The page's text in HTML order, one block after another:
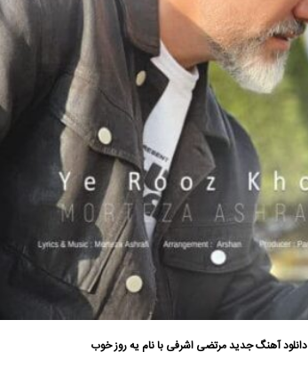
دانلود آهنگ جدیدمرتضی اشرفی با نام یه روز خوب